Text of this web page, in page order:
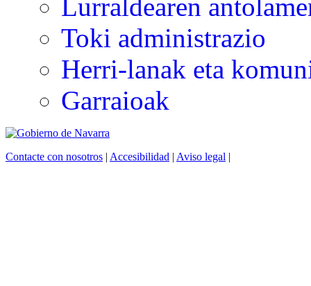
Lurraldearen
Toki administrazio
Herri-lanak eta
Garraioak
Contacte con nosotros | Accesibilidad | Aviso legal |